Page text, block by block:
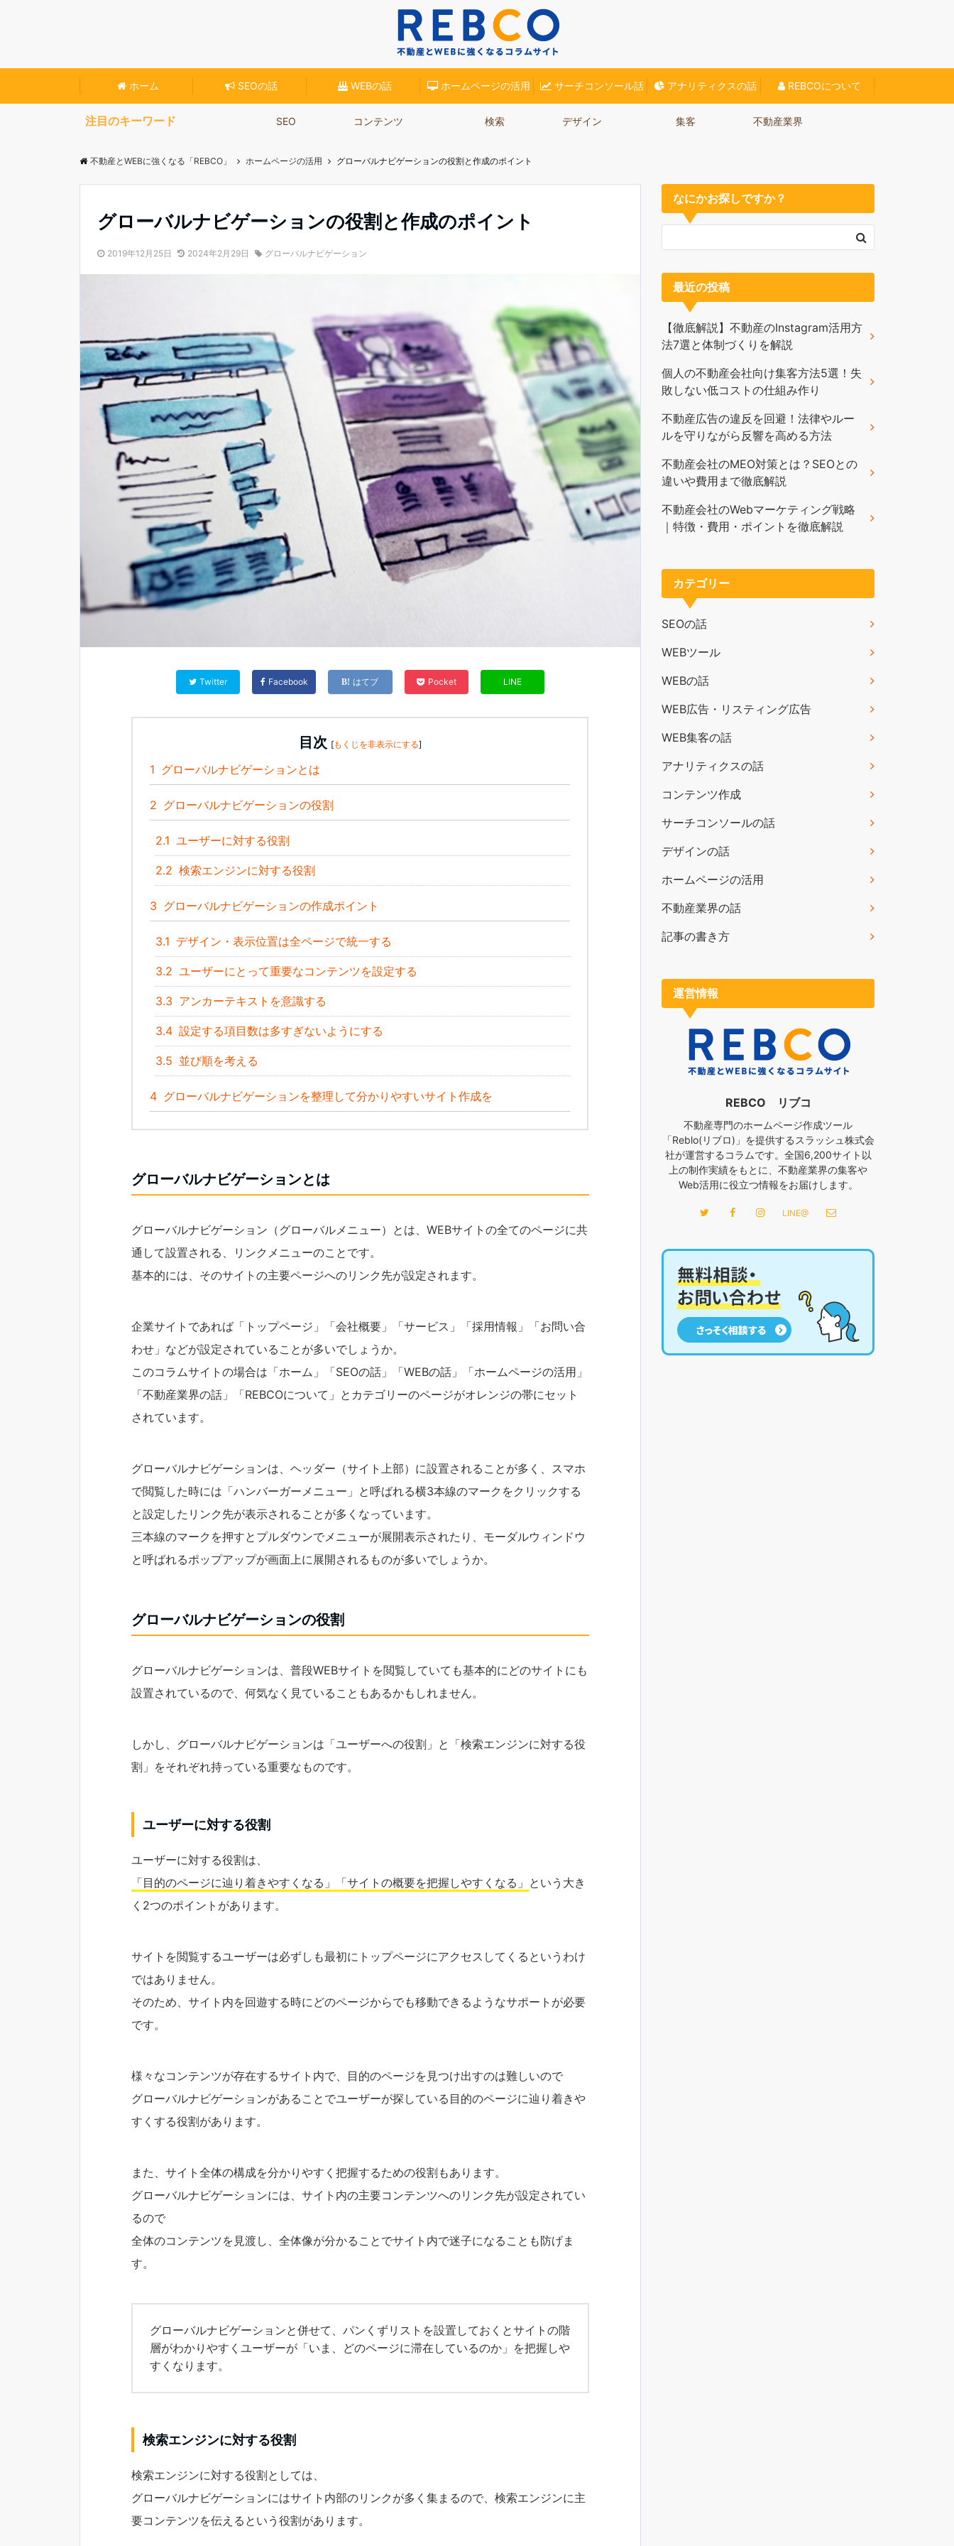
ホーム SEOの話 WEBの話 ホームページの活用 サーチコンソール話 アナリティクスの話 REBCOについて
注目のキーワード SEO コンテンツ 検索 デザイン 集客 不動産業界
不動産とWEBに強くなる「REBCO」 ホームページの活用 グローバルナビゲーションの役割と作成のポイント
グローバルナビゲーションの役割と作成のポイント
2019年12月25日 2024年2月29日 グローバルナビゲーション
Twitter Facebook はてブ Pocket LINE
目次 [もくじを非表示にする]
1 グローバルナビゲーションとは
2 グローバルナビゲーションの役割
2.1 ユーザーに対する役割
2.2 検索エンジンに対する役割
3 グローバルナビゲーションの作成ポイント
3.1 デザイン・表示位置は全ページで統一する
3.2 ユーザーにとって重要なコンテンツを設定する
3.3 アンカーテキストを意識する
3.4 設定する項目数は多すぎないようにする
3.5 並び順を考える
4 グローバルナビゲーションを整理して分かりやすいサイト作成を
グローバルナビゲーションとは
グローバルナビゲーション（グローバルメニュー）とは、WEBサイトの全てのページに共
通して設置される、リンクメニューのことです。
基本的には、そのサイトの主要ページへのリンク先が設定されます。
企業サイトであれば「トップページ」「会社概要」「サービス」「採用情報」「お問い合
わせ」などが設定されていることが多いでしょうか。
このコラムサイトの場合は「ホーム」「SEOの話」「WEBの話」「ホームページの活用」
「不動産業界の話」「REBCOについて」とカテゴリーのページがオレンジの帯にセット
されています。
グローバルナビゲーションは、ヘッダー（サイト上部）に設置されることが多く、スマホ
で閲覧した時には「ハンバーガーメニュー」と呼ばれる横3本線のマークをクリックする
と設定したリンク先が表示されることが多くなっています。
三本線のマークを押すとプルダウンでメニューが展開表示されたり、モーダルウィンドウ
と呼ばれるポップアップが画面上に展開されるものが多いでしょうか。
グローバルナビゲーションの役割
グローバルナビゲーションは、普段WEBサイトを閲覧していても基本的にどのサイトにも
設置されているので、何気なく見ていることもあるかもしれません。
しかし、グローバルナビゲーションは「ユーザーへの役割」と「検索エンジンに対する役
割」をそれぞれ持っている重要なものです。
ユーザーに対する役割
ユーザーに対する役割は、
「目的のページに辿り着きやすくなる」
「サイトの概要を把握しやすくなる」 という大き
く2つのポイントがあります。
サイトを閲覧するユーザーは必ずしも最初にトップページにアクセスしてくるというわけ
ではありません。
そのため、サイト内を回遊する時にどのページからでも移動できるようなサポートが必要
です。
様々なコンテンツが存在するサイト内で、目的のページを見つけ出すのは難しいので
グローバルナビゲーションがあることでユーザーが探している目的のページに辿り着きや
すくする役割があります。
また、サイト全体の構成を分かりやすく把握するための役割もあります。
グローバルナビゲーションには、サイト内の主要コンテンツへのリンク先が設定されてい
るので
全体のコンテンツを見渡し、全体像が分かることでサイト内で迷子になることも防げま
す。
グローバルナビゲーションと併せて、パンくずリストを設置しておくとサイトの階
層がわかりやすくユーザーが「いま、どのページに滞在しているのか」を把握しや
すくなります。
検索エンジンに対する役割
検索エンジンに対する役割としては、
グローバルナビゲーションにはサイト内部のリンクが多く集まるので、検索エンジンに主
要コンテンツを伝えるという役割があります。
なにかお探しですか？
最近の投稿
【徹底解説】不動産のInstagram活用方
法7選と体制づくりを解説
個人の不動産会社向け集客方法5選！失
敗しない低コストの仕組み作り
不動産広告の違反を回避！法律やルー
ルを守りながら反響を高める方法
不動産会社のMEO対策とは？SEOとの
違いや費用まで徹底解説
不動産会社のWebマーケティング戦略
｜特徴・費用・ポイントを徹底解説
カテゴリー
SEOの話
WEBツール
WEBの話
WEB広告・リスティング広告
WEB集客の話
アナリティクスの話
コンテンツ作成
サーチコンソールの話
デザインの話
ホームページの活用
不動産業界の話
記事の書き方
運営情報
REBCO リブコ
不動産専門のホームページ作成ツール
「Reblo(リブロ)」を提供するスラッシュ株式会
社が運営するコラムです。全国6,200サイト以
上の制作実績をもとに、不動産業界の集客や
Web活用に役立つ情報をお届けします。
LINE@